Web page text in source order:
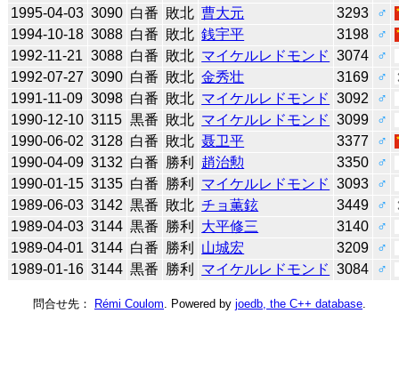
1995-04-03 3090 白番 敗北 曹大元 3293
♂
1994-10-18 3088 白番 敗北 銭宇平 3198
♂
1992-11-21 3088 白番 敗北 マイケルレドモンド 3074
♂
1992-07-27 3090 白番 敗北 金秀壮 3169
♂
1991-11-09 3098 白番 敗北 マイケルレドモンド 3092
♂
1990-12-10 3115 黒番 敗北 マイケルレドモンド 3099
♂
1990-06-02 3128 白番 敗北 聂卫平 3377
♂
1990-04-09 3132 白番 勝利 趙治勲 3350
♂
1990-01-15 3135 白番 勝利 マイケルレドモンド 3093
♂
1989-06-03 3142 黒番 敗北 チョ薫鉉 3449
♂
1989-04-03 3144 黒番 勝利 大平修三 3140
♂
1989-04-01 3144 白番 勝利 山城宏 3209
♂
1989-01-16 3144 黒番 勝利 マイケルレドモンド 3084 ♂
問合せ先： Rémi Coulom . Powered by joedb, the C++ database